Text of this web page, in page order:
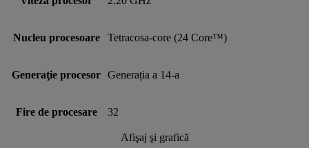
Nucleu procesoare Tetracosa-core (24 Core™)
Generaţie procesor Generația a 14-a
Fire de procesare 32
Afişaj şi grafică